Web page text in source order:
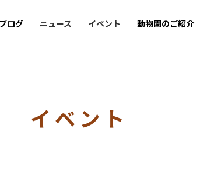
ブログ ニュース イベント 動物園のご紹介
イベント